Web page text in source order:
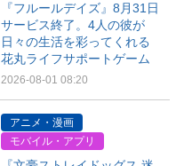
『フルールデイズ』8月31日
サービス終了。4人の彼が
日々の生活を彩ってくれる
花丸ライフサポートゲーム
2026-08-01 08:20
アニメ・漫画
モバイル・アプリ